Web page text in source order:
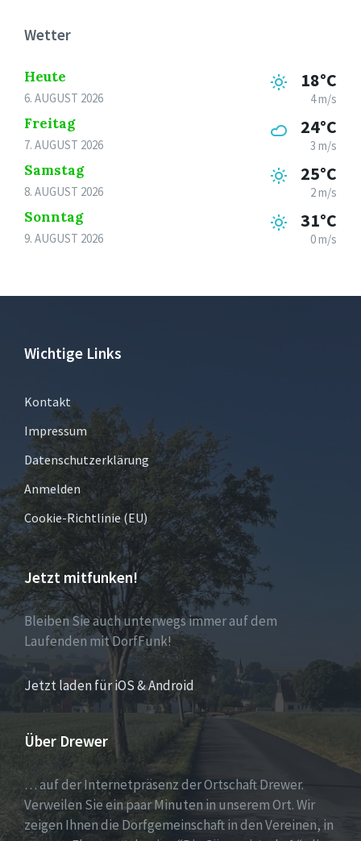
Wetter
Heute
6. AUGUST 2026
18°C
4 m/s
Freitag
7. AUGUST 2026
24°C
3 m/s
Samstag
8. AUGUST 2026
25°C
2 m/s
Sonntag
9. AUGUST 2026
31°C
0 m/s
Wichtige Links
Kontakt
Impressum
Datenschutzerklärung
Anmelden
Cookie-Richtlinie (EU)
Jetzt mitfunken!
Bleiben Sie auch unterwegs immer auf dem
Laufenden mit DorfFunk!
Jetzt laden für iOS & Android
Über Drewer
… auf der Internetpräsenz der Ortschaft Drewer.
Verweilen Sie ein paar Minuten in unserem Ort. Wir
zeigen Ihnen die Dorfgemeinschaft in den Vereinen, in